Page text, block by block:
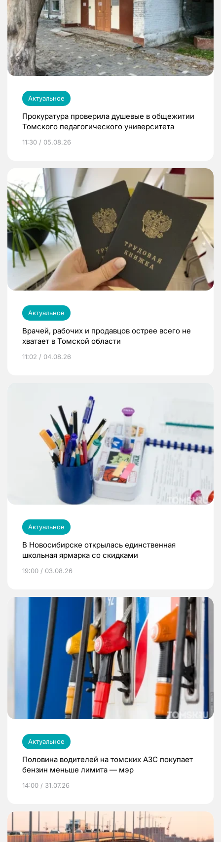
Актуальное
Прокуратура проверила душевые в общежитии
Томского педагогического университета
11:30 / 05.08.26
Актуальное
Врачей, рабочих и продавцов острее всего не
хватает в Томской области
11:02 / 04.08.26
Актуальное
В Новосибирске открылась единственная
школьная ярмарка со скидками
19:00 / 03.08.26
Актуальное
Половина водителей на томских АЗС покупает
бензин меньше лимита — мэр
14:00 / 31.07.26